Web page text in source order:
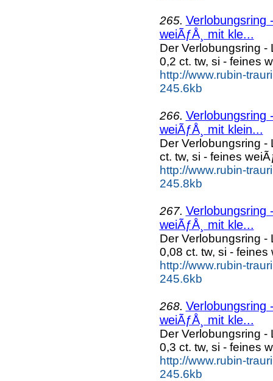
265. Verlobungsring
weiÃƒÅ¸ mit kle...
Der Verlobungsring -
0,2 ct. tw, si - feines
http://www.rubin-
245.6kb
266. Verlobungsring
weiÃƒÅ¸ mit klein...
Der Verlobungsring -
ct. tw, si - feines
http://www.rubin-
245.8kb
267. Verlobungsring
weiÃƒÅ¸ mit kle...
Der Verlobungsring -
0,08 ct. tw, si - feines
http://www.rubin-
245.6kb
268. Verlobungsring
weiÃƒÅ¸ mit kle...
Der Verlobungsring -
0,3 ct. tw, si - feines
http://www.rubin-
245.6kb